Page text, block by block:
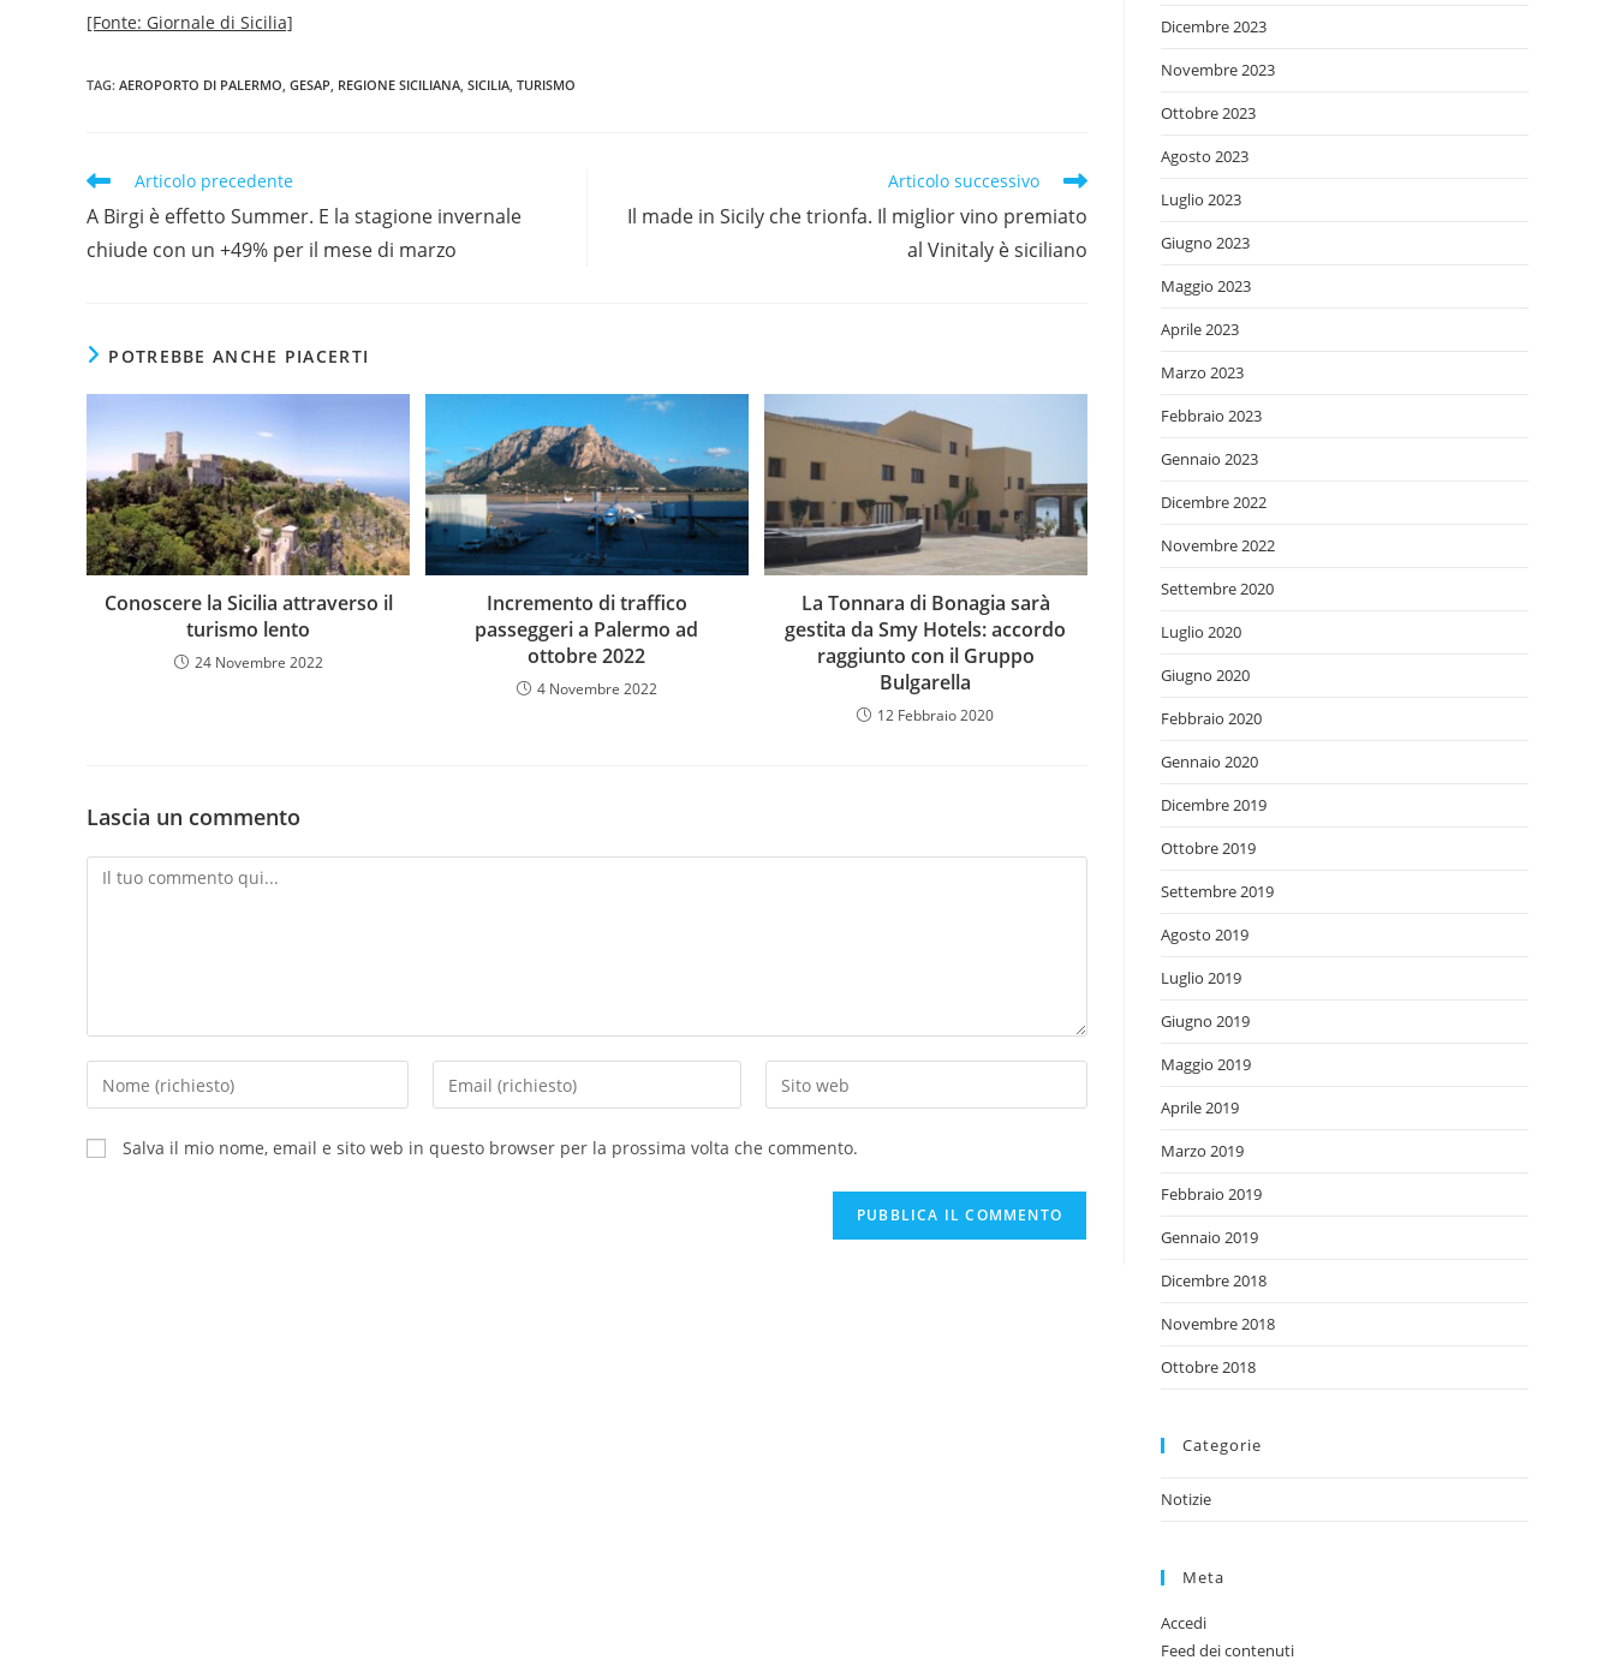
[Fonte: Giornale di Sicilia]
TAG: AEROPORTO DI PALERMO GESAP REGIONE SICILIANA SICILIA TURISMO
Leggi
articoli
Articolo precedente
A Birgi è effetto Summer. E la stagione invernale
chiude con un +49% per il mese di marzo
Articolo successivo
Il made in Sicily che trionfa. Il miglior vino premiato
al Vinitaly è siciliano
POTREBBE ANCHE PIACERTI
Conoscere la Sicilia attraverso il
turismo lento
24 Novembre 2022
Incremento di traffico
passeggeri a Palermo ad
ottobre 2022
4 Novembre 2022
La Tonnara di Bonagia sarà
gestita da Smy Hotels: accordo
raggiunto con il Gruppo
Bulgarella
12 Febbraio 2020
Lascia un commento
Commento
Inserisci
il
tuo
nome
Inserisci
il
indirizzo
Inserisci
l'URL
Salva il mio nome, email e sito web in questo browser per la prossima volta che commento.
Dicembre 2023
Novembre 2023
Ottobre 2023
Agosto 2023
Luglio 2023
Giugno 2023
Maggio 2023
Aprile 2023
Marzo 2023
Febbraio 2023
Gennaio 2023
Dicembre 2022
Novembre 2022
Settembre 2020
Luglio 2020
Giugno 2020
Febbraio 2020
Gennaio 2020
Dicembre 2019
Ottobre 2019
Settembre 2019
Agosto 2019
Luglio 2019
Giugno 2019
Maggio 2019
Aprile 2019
Marzo 2019
Febbraio 2019
Gennaio 2019
Dicembre 2018
Novembre 2018
Ottobre 2018
Categorie
Notizie
Meta
Accedi
Feed dei contenuti